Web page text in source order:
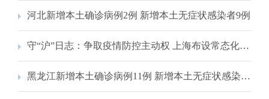
河北新增本土确诊病例2例 新增本土无症状感染者9例
守“沪”日志：争取疫情防控主动权 上海布设常态化核酸采样点
黑龙江新增本土确诊病例11例 新增本土无症状感染者7例